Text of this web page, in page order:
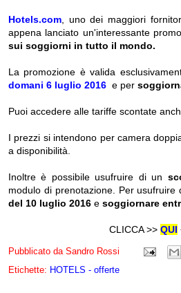
Hotels.com , uno dei maggiori
appena lanciato un'interessante
sui soggiorni in tutto il mondo.
La promozione è valida
domani 6 luglio 2016 e per
Puoi accedere alle tariffe scontate
I prezzi si intendono per camera
a disponibilità.
Inoltre è possibile usufruire di un
modulo di prenotazione. Per
del 10 luglio 2016 e soggiornare
CLICCA >> QUI
Pubblicato da Sandro Rossi
Etichette: HOTELS - offerte